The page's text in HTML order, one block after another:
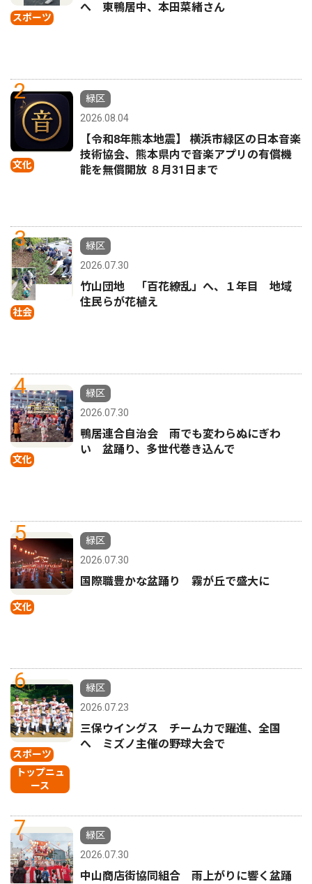
スポーツ
へ 東鴨居中、本田菜緒さん
2
文化
緑区
2026.08.04
【令和8年熊本地震】 横浜市緑区の日本音楽
技術協会、熊本県内で音楽アプリの有償機
能を無償開放 ８月31日まで
3
社会
緑区
2026.07.30
竹山団地 「百花繚乱」へ、１年目 地域
住民らが花植え
4
文化
緑区
2026.07.30
鴨居連合自治会 雨でも変わらぬにぎわ
い 盆踊り、多世代巻き込んで
5
文化
緑区
2026.07.30
国際職豊かな盆踊り 霧が丘で盛大に
6
スポーツ
トップニュ
ース
緑区
2026.07.23
三保ウイングス チーム力で躍進、全国
へ ミズノ主催の野球大会で
7
緑区
2026.07.30
中山商店街協同組合 雨上がりに響く盆踊